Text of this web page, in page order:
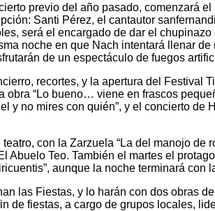
previo del año pasado, comenzará
Santi Pérez, el cantautor
será el encargado de dar el
noche en que Nach intentará llenar
de un espectáculo de fuegos
recortes, y la apertura del Festival
obra “Lo bueno… viene en frascos
y no mires con quién”, y el concierto de
con la Zarzuela “La del manojo de
Abuelo Teo. También el martes el
aunque la noche terminará con
las Fiestas, y lo harán con dos obras de
de fiestas, a cargo de grupos locales,